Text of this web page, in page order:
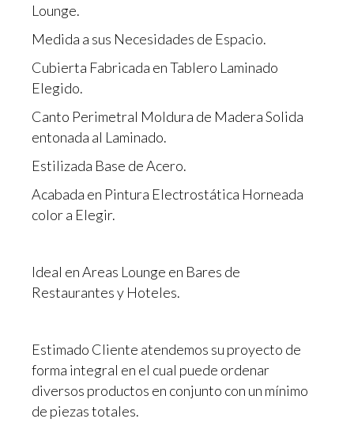
Lounge.
Medida a sus Necesidades de Espacio.
Cubierta Fabricada en Tablero Laminado
Elegido.
Canto Perimetral Moldura de Madera Solida
entonada al Laminado.
Estilizada Base de Acero.
Acabada en Pintura Electrostática Horneada
color a Elegir.
Ideal en Areas Lounge en Bares de
Restaurantes y Hoteles.
Estimado Cliente atendemos su proyecto de
forma integral en el cual puede ordenar
diversos productos en conjunto con un mínimo
de piezas totales.